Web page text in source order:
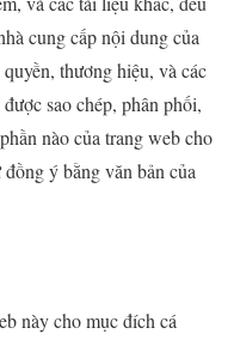
cung cấp nội dung của
thương hiệu, và các
sao chép, phân phối,
nào của trang web cho
ý bằng văn bản của
này cho mục đích cá